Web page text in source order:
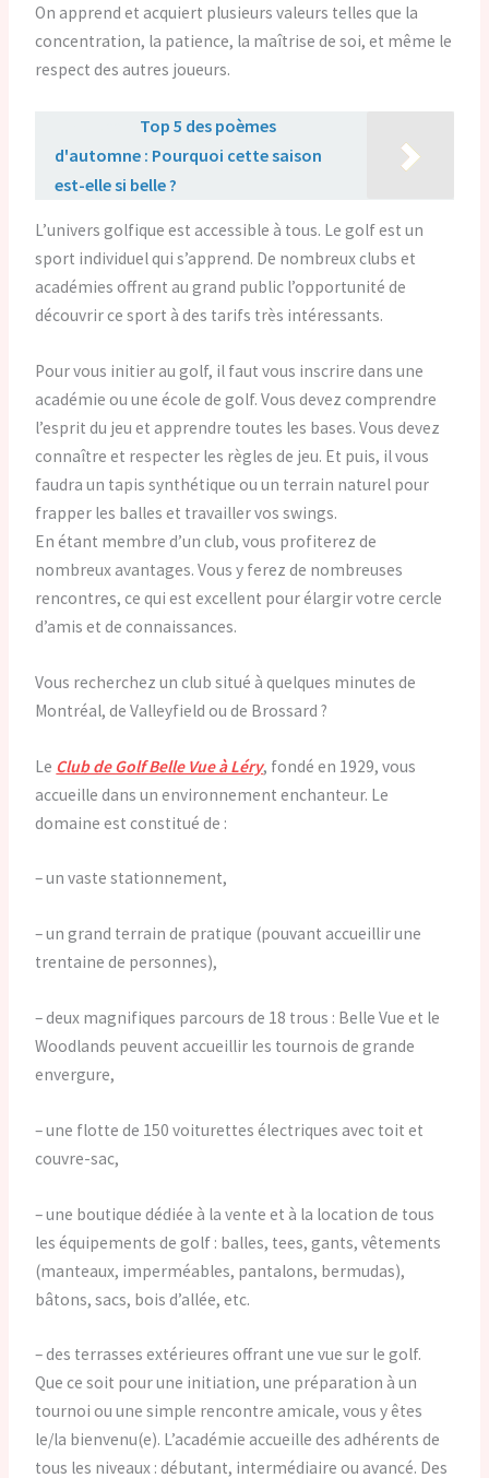
On apprend et acquiert plusieurs valeurs telles que la
concentration, la patience, la maîtrise de soi, et même le
respect des autres joueurs.
Top 5 des poèmes
d'automne : Pourquoi cette saison
est-elle si belle ?
L’univers golfique est accessible à tous. Le golf est un
sport individuel qui s’apprend. De nombreux clubs et
académies offrent au grand public l’opportunité de
découvrir ce sport à des tarifs très intéressants.
Pour vous initier au golf, il faut vous inscrire dans une
académie ou une école de golf. Vous devez comprendre
l’esprit du jeu et apprendre toutes les bases. Vous devez
connaître et respecter les règles de jeu. Et puis, il vous
faudra un tapis synthétique ou un terrain naturel pour
frapper les balles et travailler vos swings.
En étant membre d’un club, vous profiterez de
nombreux avantages. Vous y ferez de nombreuses
rencontres, ce qui est excellent pour élargir votre cercle
d’amis et de connaissances.
Vous recherchez un club situé à quelques minutes de
Montréal, de Valleyfield ou de Brossard ?
Le Club de Golf Belle Vue à Léry, fondé en 1929, vous
accueille dans un environnement enchanteur. Le
domaine est constitué de :
– un vaste stationnement,
– un grand terrain de pratique (pouvant accueillir une
trentaine de personnes),
– deux magnifiques parcours de 18 trous : Belle Vue et le
Woodlands peuvent accueillir les tournois de grande
envergure,
– une flotte de 150 voiturettes électriques avec toit et
couvre-sac,
– une boutique dédiée à la vente et à la location de tous
les équipements de golf : balles, tees, gants, vêtements
(manteaux, imperméables, pantalons, bermudas),
bâtons, sacs, bois d’allée, etc.
– des terrasses extérieures offrant une vue sur le golf.
Que ce soit pour une initiation, une préparation à un
tournoi ou une simple rencontre amicale, vous y êtes
le/la bienvenu(e). L’académie accueille des adhérents de
tous les niveaux : débutant, intermédiaire ou avancé. Des